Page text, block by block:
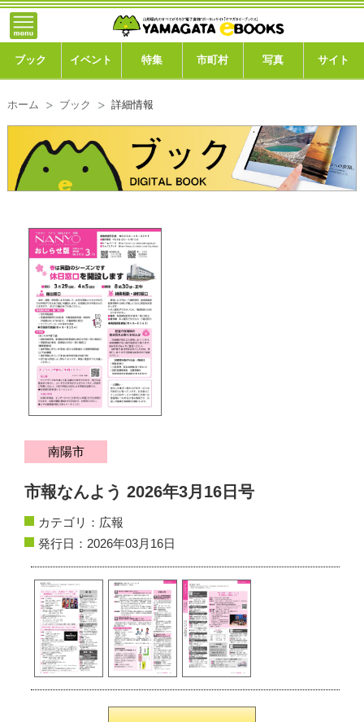
ブック イベント 特集 市町村 写真 サイト
ホーム ブック 詳細情報
南陽市
市報なんよう 2026年3月16日号
カテゴリ： 広報
発行日：2026年03月16日
トップ
ブック
市町村
このサイトについて
運営会社
ご利用ガイド
よくある質問
サイトマップ
個人情報保護方針
動作環境
リンク集
}; -->